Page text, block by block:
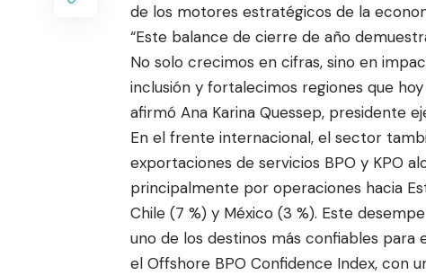
de los motores estratégicos de la
“Este balance de cierre de año
No solo crecimos en cifras, sino en
inclusión y fortalecimos regiones que
afirmó Ana Karina Quessep, presidente
En el frente internacional, el sector
exportaciones de servicios BPO y KPO
principalmente por operaciones hacia
Chile (7 %) y México (3 %). Este
uno de los destinos más confiables
el Offshore BPO Confidence Index, con